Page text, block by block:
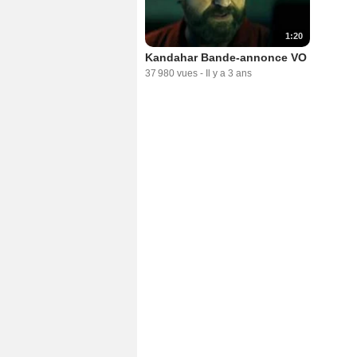
1:20
Kandahar Bande-annonce VO
37 980 vues - Il y a 3 ans